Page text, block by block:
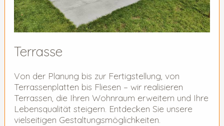
Terrasse
Von der Planung bis zur Fertigstellung, von
Terrassenplatten bis Fliesen – wir realisieren
Terrassen, die Ihren Wohnraum erweitern und Ihre
Lebensqualität steigern. Entdecken Sie unsere
vielseitigen Gestaltungsmöglichkeiten.